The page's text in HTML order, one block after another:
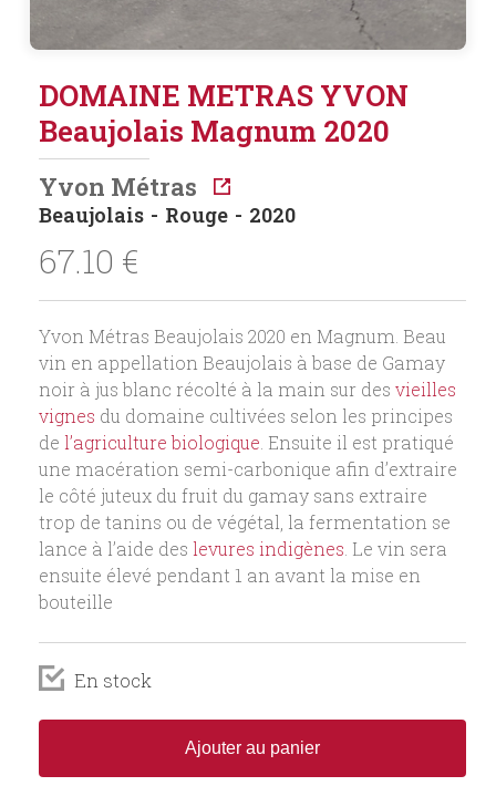
DOMAINE METRAS YVON
Beaujolais Magnum 2020
Yvon Métras
Beaujolais Rouge 2020
67.10 €
Yvon Métras Beaujolais 2020 en Magnum. Beau
vin en appellation Beaujolais à base de Gamay
noir à jus blanc récolté à la main sur des vieilles
vignes du domaine cultivées selon les principes
de l’agriculture biologique. Ensuite il est pratiqué
une macération semi-carbonique afin d’extraire
le côté juteux du fruit du gamay sans extraire
trop de tanins ou de végétal, la fermentation se
lance à l’aide des levures indigènes. Le vin sera
ensuite élevé pendant 1 an avant la mise en
bouteille
En stock
Ajouter au panier